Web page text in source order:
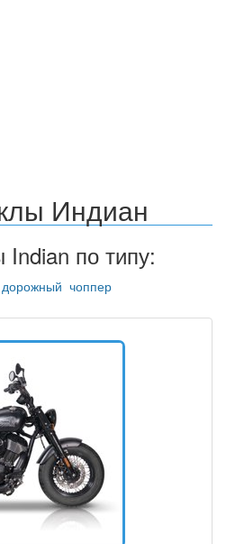
Индиан
по типу:
дорожный чоппер